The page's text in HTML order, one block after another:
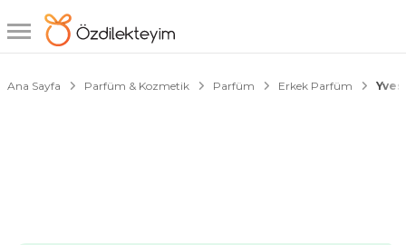
Ana Sayfa Parfüm & Kozmetik Parfüm Erkek Parfüm
1/2